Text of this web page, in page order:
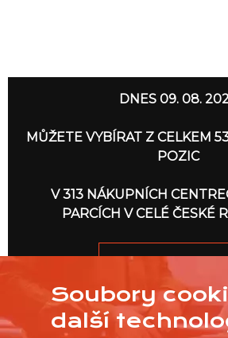
DNES 09. 08.
MŮŽETE VYBÍRAT Z CELKEM
POZIC
V 313 NÁKUPNÍCH
PARCÍCH V CELÉ ČESKÉ
JDEME NA TO
Soubory
další